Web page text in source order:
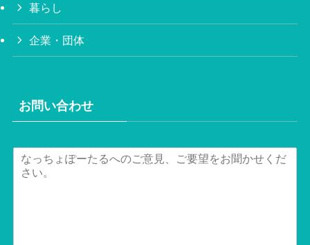
暮らし
企業・団体
お問い合わせ